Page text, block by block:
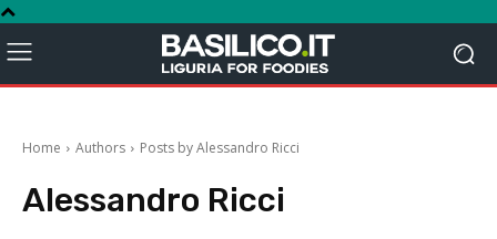
Home Authors Posts by Alessandro Ricci
Alessandro Ricci